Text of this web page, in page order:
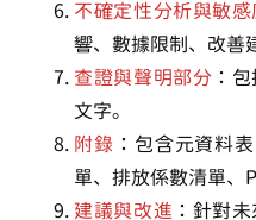
不確定性分析與敏感
響、數據限制、改善
查證與聲明部分 ：
文字。
附錄 ：包含元資料
單、排放係數清單、
建議與改進 ：針對